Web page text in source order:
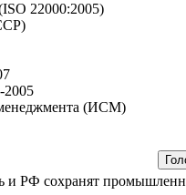
22000:2005)
(ИСМ)
РФ сохранят